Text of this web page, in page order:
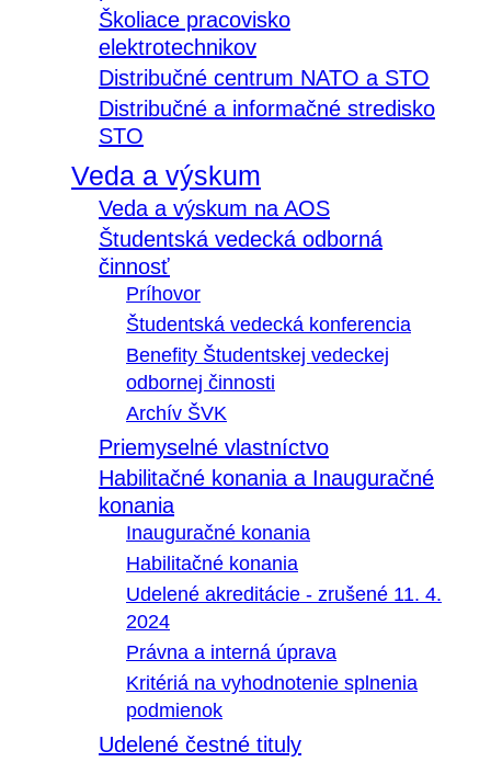
Školiace pracovisko
elektrotechnikov
Distribučné centrum NATO a STO
Distribučné a informačné stredisko
STO
Veda a výskum
Veda a výskum na AOS
Študentská vedecká odborná
činnosť
Príhovor
Študentská vedecká konferencia
Benefity Študentskej vedeckej
odbornej činnosti
Archív ŠVK
Priemyselné vlastníctvo
Habilitačné konania a Inauguračné
konania
Inauguračné konania
Habilitačné konania
Udelené akreditácie - zrušené 11. 4.
2024
Právna a interná úprava
Kritériá na vyhodnotenie splnenia
podmienok
Udelené čestné tituly